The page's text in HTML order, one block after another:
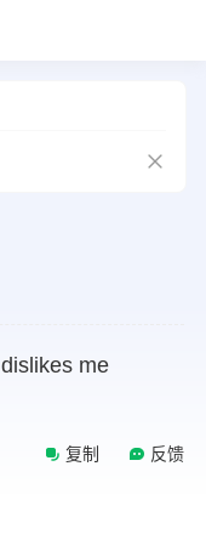
dislikes me
复制 反馈